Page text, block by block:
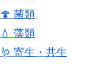
🍄 菌類
💧 藻類
🪱 寄生・共生